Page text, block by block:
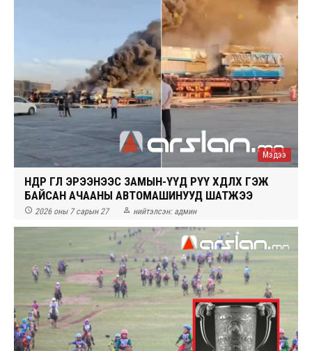
Мэдээ
ӨНӨӨДӨР ӨГЛӨӨ ЭРЭЭНЭЭС ЗАМЫН-ҮҮД РҮҮ ХӨДЛӨХ ГЭЖ
БАЙСАН АЧААНЫ АВТОМАШИНУУД ШАТЖЭЭ
 2026 оны 7 сарын 27  нийтэлсэн: админ